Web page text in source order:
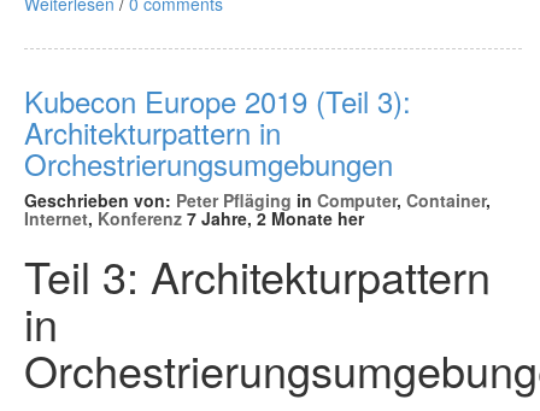
Kubecon Europe 2019 (Teil 3):
Architekturpattern in
Orchestrierungsumgebungen
Geschrieben von: Peter Pfläging in Computer, Container,
Internet, Konferenz 7 Jahre, 2 Monate her
Teil 3: Architekturpattern
in